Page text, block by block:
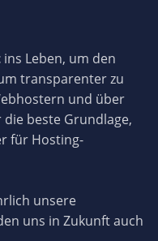
ins Leben, um den
transparenter zu
und über
beste Grundlage,
für Hosting-
unsere
uns in Zukunft auch